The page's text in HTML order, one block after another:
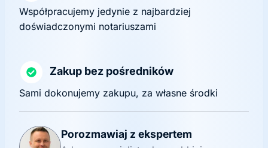
Współpracujemy jedynie z najbardziej
doświadczonymi notariuszami
Zakup bez pośredników
Sami dokonujemy zakupu, za własne środki
Porozmawiaj z ekspertem